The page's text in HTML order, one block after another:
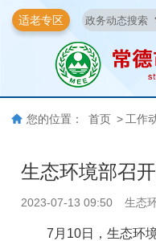
适老专区
您的位置： 首页 > 工作
生态环境部召
2023-07-13 09:50 生态
7月10日，生态环